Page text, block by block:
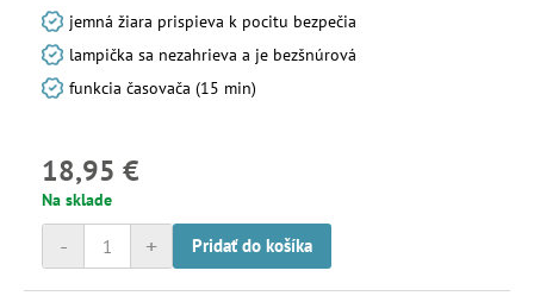
jemná žiara prispieva k pocitu bezpečia
lampička sa nezahrieva a je bezšnúrová
funkcia časovača (15 min)
18,95 €
Na sklade
+
- Pridať do košíka